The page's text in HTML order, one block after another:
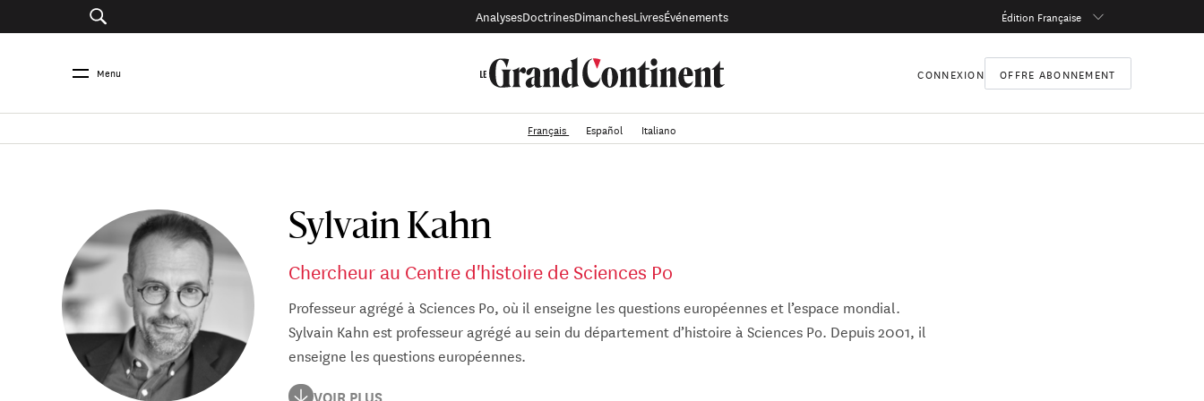
AnalysesDoctrinesDimanchesLivresÉvénements Édition Française
Menu CONNEXION OFFRE ABONNEMENT
Français Español Italiano
Sylvain Kahn
Chercheur au Centre d'histoire de Sciences Po
Professeur agrégé à Sciences Po, où il enseigne les questions européennes et l’espace mondial.
Sylvain Kahn est professeur agrégé au sein du département d’histoire à Sciences Po. Depuis 2001, il
enseigne les questions européennes.
Docteur en géographie et diplômé de géopolitique, agrégé d'histoire, normalien et chercheur au
VOIR PLUS